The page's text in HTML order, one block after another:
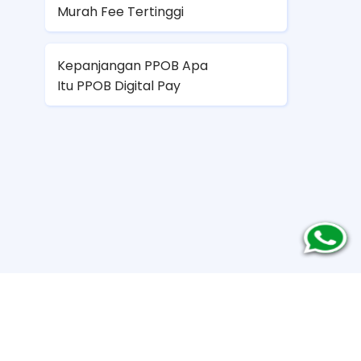
Murah Fee Tertinggi
Kepanjangan PPOB Apa
Itu PPOB Digital Pay